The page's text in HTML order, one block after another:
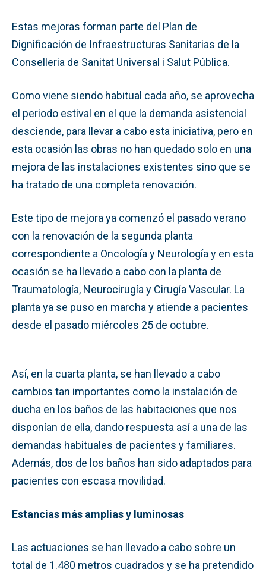
Estas mejoras forman parte del Plan de
Dignificación de Infraestructuras Sanitarias de la
Conselleria de Sanitat Universal i Salut Pública.
Como viene siendo habitual cada año, se aprovecha
el periodo estival en el que la demanda asistencial
desciende, para llevar a cabo esta iniciativa, pero en
esta ocasión las obras no han quedado solo en una
mejora de las instalaciones existentes sino que se
ha tratado de una completa renovación.
Este tipo de mejora ya comenzó el pasado verano
con la renovación de la segunda planta
correspondiente a Oncología y Neurología y en esta
ocasión se ha llevado a cabo con la planta de
Traumatología, Neurocirugía y Cirugía Vascular. La
planta ya se puso en marcha y atiende a pacientes
desde el pasado miércoles 25 de octubre.
Así, en la cuarta planta, se han llevado a cabo
cambios tan importantes como la instalación de
ducha en los baños de las habitaciones que nos
disponían de ella, dando respuesta así a una de las
demandas habituales de pacientes y familiares.
Además, dos de los baños han sido adaptados para
pacientes con escasa movilidad.
Estancias más amplias y luminosas
Las actuaciones se han llevado a cabo sobre un
total de 1.480 metros cuadrados y se ha pretendido